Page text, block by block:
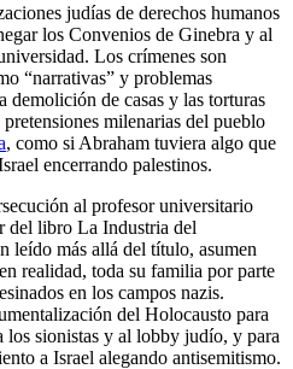
judías de derechos humanos
los Convenios de Ginebra y al
Los crímenes son
“narrativas” y problemas
demolición de casas y las torturas
milenarias del pueblo
, como si Abraham tuviera algo que
encerrando palestinos.
al profesor universitario
del libro La Industria del
leído más allá del título, asumen
realidad, toda su familia por parte
en los campos nazis.
del Holocausto para
los sionistas y al lobby judío, y para
a Israel alegando antisemitismo.